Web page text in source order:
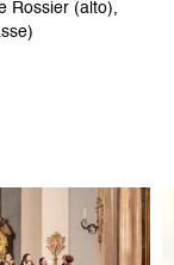
Rossier (alto),